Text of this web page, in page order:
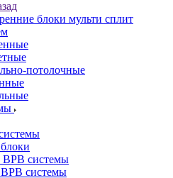
блоки мульти сплит
потолочные
ВРВ системы
ВРВ системы